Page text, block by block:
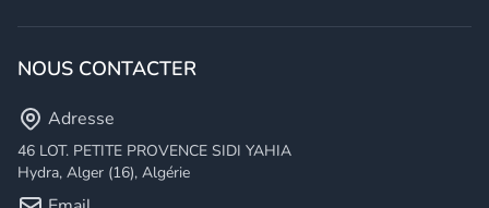
NOUS CONTACTER
Adresse
46 LOT. PETITE PROVENCE SIDI YAHIA
Hydra, Alger (16), Algérie